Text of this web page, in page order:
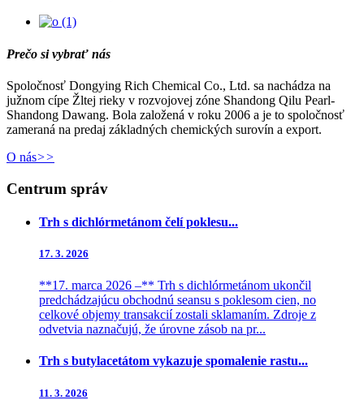
Prečo si vybrať nás
Spoločnosť Dongying Rich Chemical Co., Ltd. sa nachádza na
južnom cípe Žltej rieky v rozvojovej zóne Shandong Qilu Pearl-
Shandong Dawang. Bola založená v roku 2006 a je to spoločnosť
zameraná na predaj základných chemických surovín a export.
O nás>>
Centrum správ
Trh s dichlórmetánom čelí poklesu...
17. 3. 2026
**17. marca 2026 –** Trh s dichlórmetánom ukončil
predchádzajúcu obchodnú seansu s poklesom cien, no
celkové objemy transakcií zostali sklamaním. Zdroje z
odvetvia naznačujú, že úrovne zásob na pr...
Trh s butylacetátom vykazuje spomalenie rastu...
11. 3. 2026